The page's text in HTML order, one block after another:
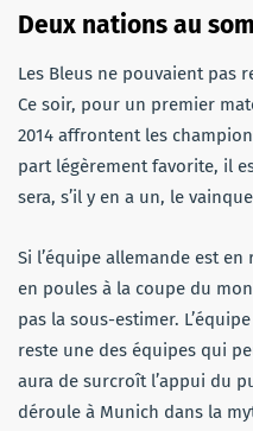
Deux nations au
Les Bleus ne pouvaient pas
Ce soir, pour un premier
2014 affrontent les
part légèrement favorite, il
sera, s’il y en a un, le
Si l’équipe allemande est
en poules à la coupe du
pas la sous-estimer.
reste une des équipes qui
aura de surcroît l’appui du
déroule à Munich dans la